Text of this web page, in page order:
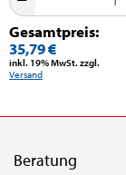
Gesamtpreis:
35,79 €
inkl. 19% MwSt. zzgl.
Versand
Beratung